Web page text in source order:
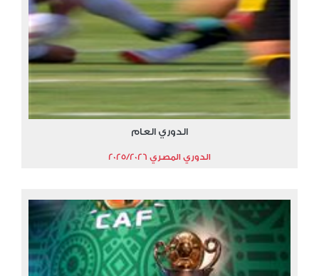
الدوري العام
الدوري المصري 2025/2026